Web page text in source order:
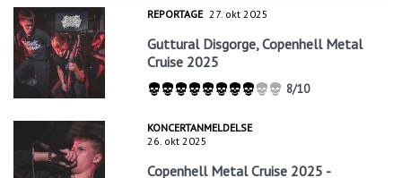
REPORTAGE 27. okt 2025
Guttural Disgorge, Copenhell Metal
Cruise 2025
8/10
KONCERTANMELDELSE
26. okt 2025
Copenhell Metal Cruise 2025 -